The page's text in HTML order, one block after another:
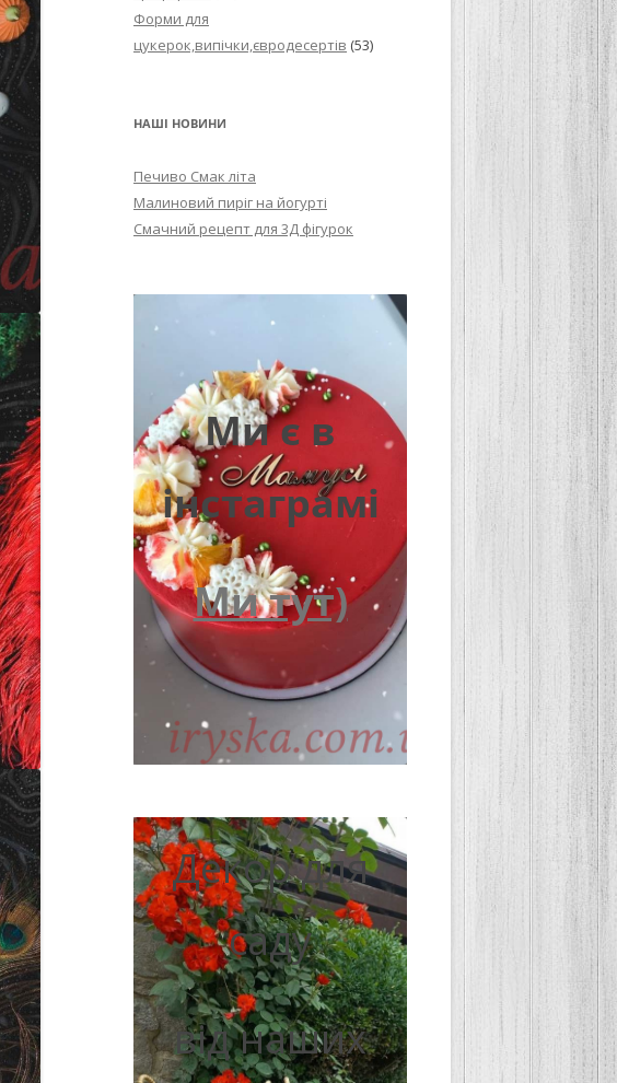
Форми для
цукерок,випічки,євродесертів (53)
НАШІ НОВИНИ
Печиво Смак літа
Малиновий пиріг на йогурті
Смачний рецепт для 3Д фігурок
Ми є в
інстаграмі
Ми тут)
Декор для
саду
від наших